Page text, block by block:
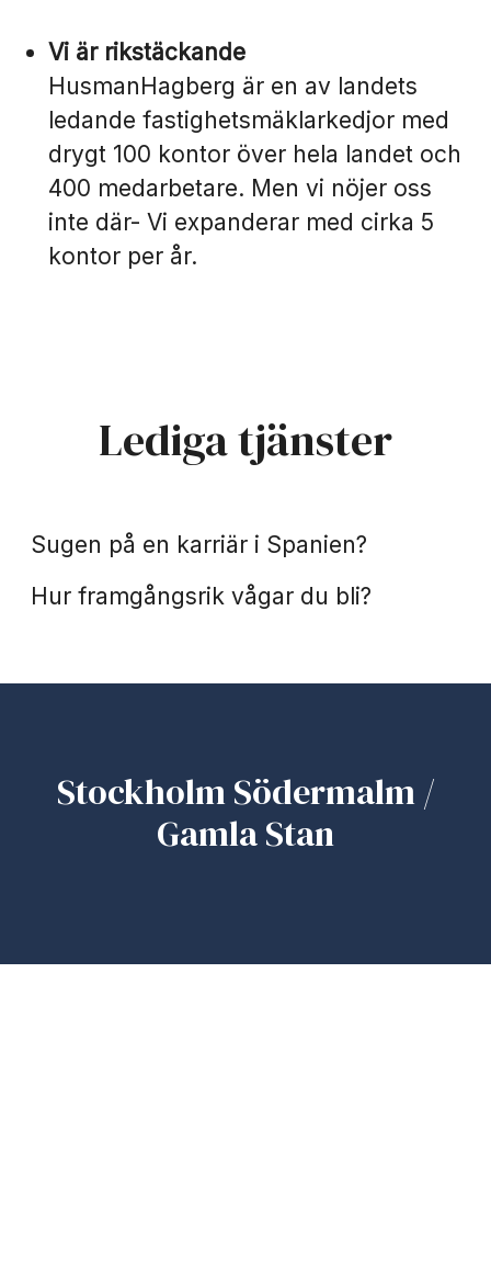
Vi är rikstäckande
HusmanHagberg är en av landets
ledande fastighetsmäklarkedjor med
drygt 100 kontor över hela landet och
400 medarbetare. Men vi nöjer oss
inte där- Vi expanderar med cirka 5
kontor per år.
Lediga tjänster
Sugen på en karriär i Spanien?
Praktik
Hur framgångsrik vågar du bli?
Stockholm Södermalm /
Gamla Stan